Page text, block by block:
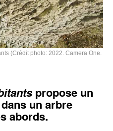
(Crédit photo: 2022. Camera One.
propose un
un arbre
abords.